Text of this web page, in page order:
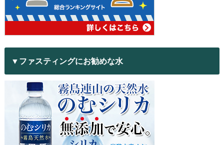
▼ファスティングにお勧めな水